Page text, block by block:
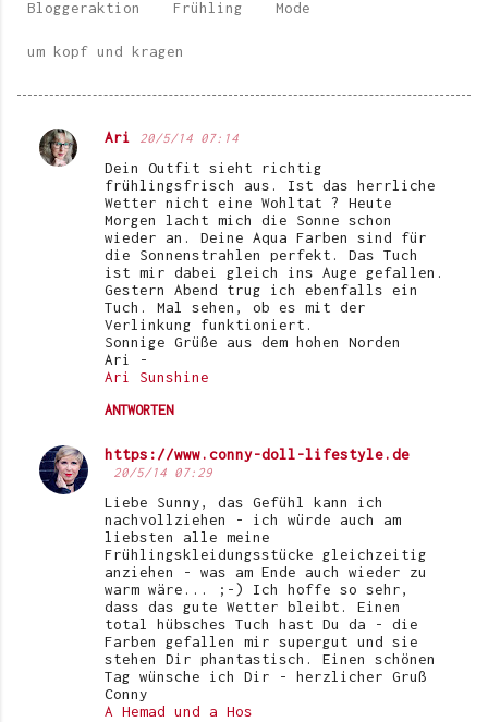
Bloggeraktion Frühling Mode
um kopf und kragen
K
Ari 20/5/14 07:14
Dein Outfit sieht richtig
frühlingsfrisch aus. Ist das herrliche
Wetter nicht eine Wohltat ? Heute
Morgen lacht mich die Sonne schon
wieder an. Deine Aqua Farben sind für
die Sonnenstrahlen perfekt. Das Tuch
ist mir dabei gleich ins Auge gefallen.
Gestern Abend trug ich ebenfalls ein
Tuch. Mal sehen, ob es mit der
Verlinkung funktioniert.
Sonnige Grüße aus dem hohen Norden
Ari -
Ari Sunshine
ANTWORTEN
https://www.conny-doll-lifestyle.de
20/5/14 07:29
Liebe Sunny, das Gefühl kann ich
nachvollziehen - ich würde auch am
liebsten alle meine
Frühlingskleidungsstücke gleichzeitig
anziehen - was am Ende auch wieder zu
warm wäre... ;-) Ich hoffe so sehr,
dass das gute Wetter bleibt. Einen
total hübsches Tuch hast Du da - die
Farben gefallen mir supergut und sie
stehen Dir phantastisch. Einen schönen
Tag wünsche ich Dir - herzlicher Gruß
Conny
A Hemad und a Hos